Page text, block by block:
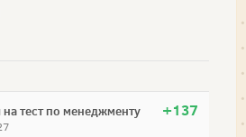
+137
тест по менеджменту